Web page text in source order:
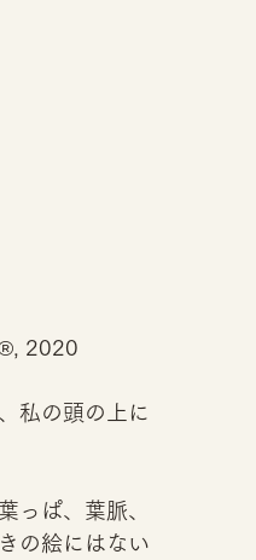
2020
私の頭の上に
っぱ、葉脈、
の絵にはない